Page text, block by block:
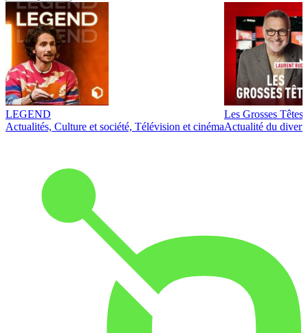
LEGEND
Actualités, Culture et société, Télévision et cinéma
Les Grosses Têtes
Actualité du